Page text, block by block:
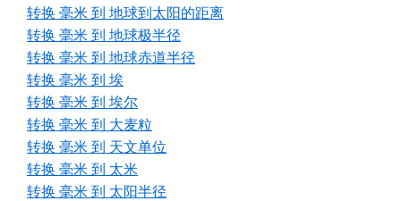
转换 毫米 到 地球到太阳的距离
转换 毫米 到 地球极半径
转换 毫米 到 地球赤道半径
转换 毫米 到 埃
转换 毫米 到 埃尔
转换 毫米 到 大麦粒
转换 毫米 到 天文单位
转换 毫米 到 太米
转换 毫米 到 太阳半径